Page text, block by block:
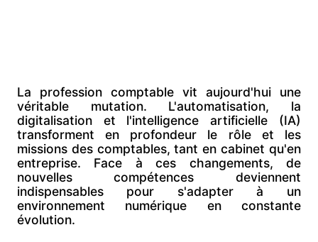
La profession comptable vit aujourd'hui une
véritable mutation. L'automatisation, la
digitalisation et l'intelligence artificielle (IA)
transforment en profondeur le rôle et les
missions des comptables, tant en cabinet qu'en
entreprise. Face à ces changements, de
nouvelles compétences deviennent
indispensables pour s'adapter à un
environnement numérique en constante
évolution.